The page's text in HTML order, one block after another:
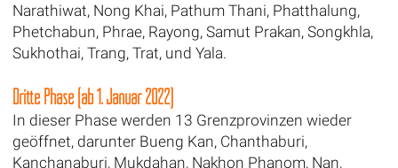
Narathiwat, Nong Khai, Pathum Thani, Phatthalung,
Phetchabun, Phrae, Rayong, Samut Prakan, Songkhla,
Sukhothai, Trang, Trat, und Yala.
Dritte Phase (ab 1. Januar 2022)
In dieser Phase werden 13 Grenzprovinzen wieder
geöffnet, darunter Bueng Kan, Chanthaburi,
Kanchanaburi, Mukdahan, Nakhon Phanom, Nan,